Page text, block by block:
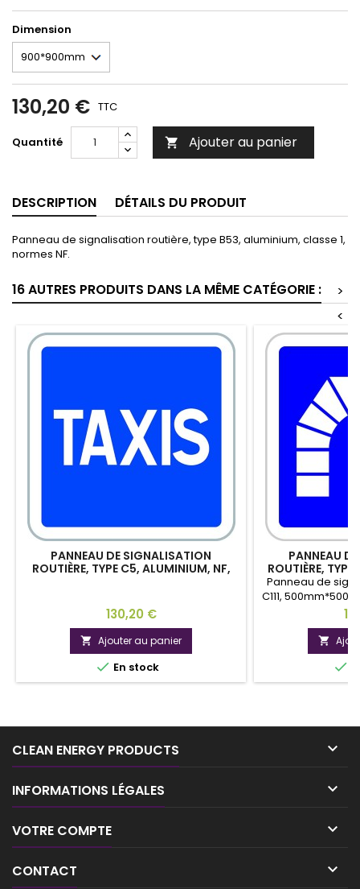
Dimension
130,20 € TTC
Quantité  Ajouter au panier
DESCRIPTION DÉTAILS DU PRODUIT
Panneau de signalisation routière, type B53, aluminium, classe 1,
normes NF.
16 AUTRES PRODUITS DANS LA MÊME CATÉGORIE :
>
<
PANNEAU DE SIGNALISATION
ROUTIÈRE, TYPE C5, ALUMINIUM, NF,
Prix
130,20 €
 Ajouter au panier
 En stock
PANNEAU
ROUTIÈRE,
Panneau de
C111,
normes NF. Ce
d'un tunnel
demi-tour, de
en dehors des
d'urgence
application de


CLEAN ENERGY PRODUCTS 
INFORMATIONS LÉGALES 
VOTRE COMPTE 
CONTACT 